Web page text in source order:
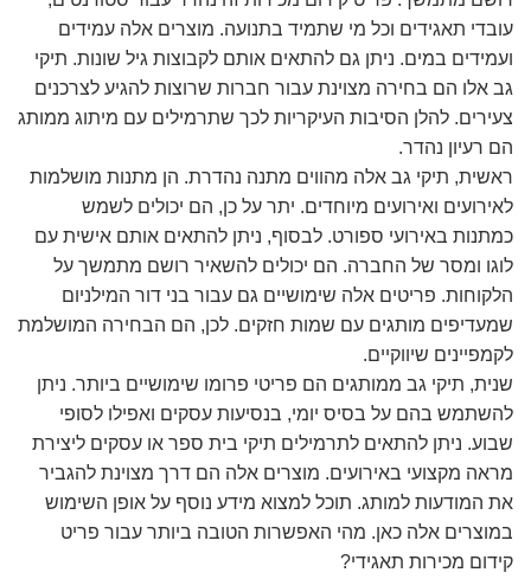
עובדי תאגידים וכל מי שתמיד בתנועה. מוצרים אלה עמידים
ועמידים במים. ניתן גם להתאים אותם לקבוצות גיל שונות. תיקי
גב אלו הם בחירה מצוינת עבור חברות שרוצות להגיע לצרכנים
צעירים. להלן הסיבות העיקריות לכך שתרמילים עם מיתוג ממותג
הם רעיון נהדר.
ראשית, תיקי גב אלה מהווים מתנה נהדרת. הן מתנות מושלמות
לאירועים ואירועים מיוחדים. יתר על כן, הם יכולים לשמש
כמתנות באירועי ספורט. לבסוף, ניתן להתאים אותם אישית עם
לוגו ומסר של החברה. הם יכולים להשאיר רושם מתמשך על
הלקוחות. פריטים אלה שימושיים גם עבור בני דור המילניום
שמעדיפים מותגים עם שמות חזקים. לכן, הם הבחירה המושלמת
לקמפיינים שיווקיים.
שנית, תיקי גב ממותגים הם פריטי פרומו שימושיים ביותר. ניתן
להשתמש בהם על בסיס יומי, בנסיעות עסקים ואפילו לסופי
שבוע. ניתן להתאים לתרמילים תיקי בית ספר או עסקים ליצירת
מראה מקצועי באירועים. מוצרים אלה הם דרך מצוינת להגביר
את המודעות למותג. תוכל למצוא מידע נוסף על אופן השימוש
במוצרים אלה כאן. מהי האפשרות הטובה ביותר עבור פריט
קידום מכירות תאגידי?